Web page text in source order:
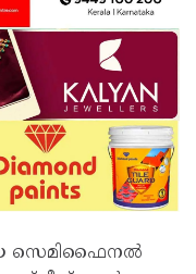
സെമിഫൈനല്‍